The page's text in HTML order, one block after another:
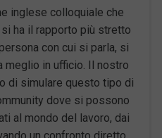
inglese colloquiale che
ha il rapporto più stretto
con cui si parla, si
meglio in ufficio. Il nostro
di simulare questo tipo di
dove si possono
al mondo del lavoro, dai